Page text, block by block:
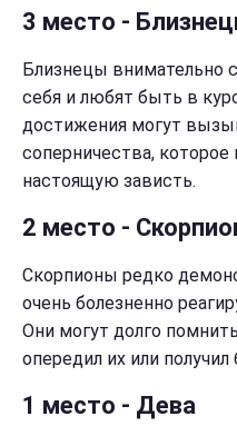
3 место -
Близнецы внимательно
себя и любят быть в
достижения могут
соперничества, которое
настоящую зависть.
2 место -
Скорпионы редко
очень болезненно
Они могут долго
опередил их или
1 место - Дева